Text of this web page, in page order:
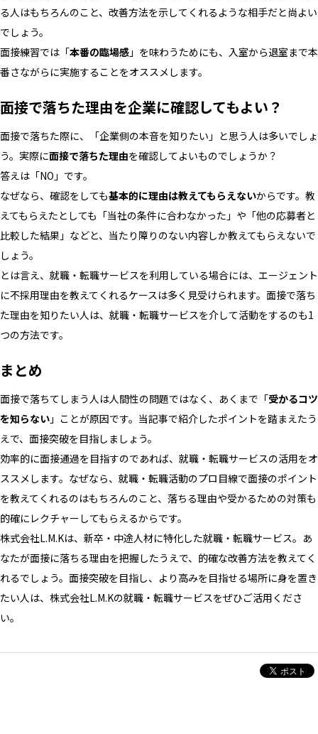
る人はもちろんのこと、改善方法を示してくれるような相手だと尚よい
でしょう。
面接練習では「本番の臨場感 」を味わうためにも、入室から退室まで本
番さながらに実施することをオススメします。
面接で落ちた理由を企業に確認してもよい？
面接で落ちた際に、「企業側の本音を知りたい」と思う人は多いでしょ
う。実際に面接で落ちた理由を確認してよいものでしょうか？
答えは「NO」です。
なぜなら、確認をしても基本的に理由は教えてもらえないからです。教
えてもらえたとしても「当社の条件に合わなかった」や「他の応募者と
比較した結果」などと、当たり障りのない内容しか教えてもらえないで
しょう。
とは言え、就職・転職サービスを利用している場合には、エージェント
に不採用理由を教えてくれるケースは多く見受けられます。面接で落ち
た理由を知りたい人は、就職・転職サービスを介して活動をするのも1
つの方法です。
まとめ
面接で落ちてしまう人は人間性の問題ではなく、あくまで「受かるコツ
を知らない 」ことが原因です。当記事で紹介したポイントを踏まえたう
えで、面接突破を目指しましょう。
効率的に面接通過を目指すのであれば、就職・転職サービスの活用をオ
ススメします。なぜなら、就職・転職活動のプロ目線で面接のポイント
を教えてくれるのはもちろんのこと、落ちる理由や受かるための対策も
的確にレクチャーしてもらえるからです。
株式会社L.M.Kは、新卒・中途人材に特化した就職・転職サービス。あ
なたが面接に落ちる理由を把握したうえで、的確な改善方法を教えてく
れるでしょう。面接突破を目指し、より高みを目指せる場所に身を置き
たい人は、株式会社L.M.Kの就職・転職サービスをぜひご活用くださ
い。